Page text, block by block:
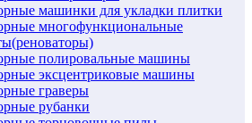
машинки для укладки плитки
многофункциональные
полировальные машины
эксцентриковые машины
граверы
рубанки